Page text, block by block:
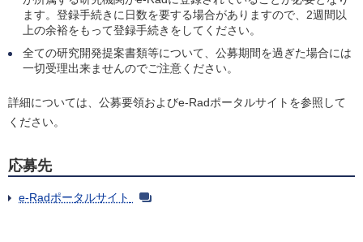
ます。登録手続きに日数を要する場合がありますので、2週間以
上の余裕をもって登録手続きをしてください。
全ての研究開発提案書類等について、公募期間を過ぎた場合には
一切受理出来ませんのでご注意ください。
詳細については、公募要領およびe-Radポータルサイトを参照して
ください。
応募先
e-Radポータルサイト